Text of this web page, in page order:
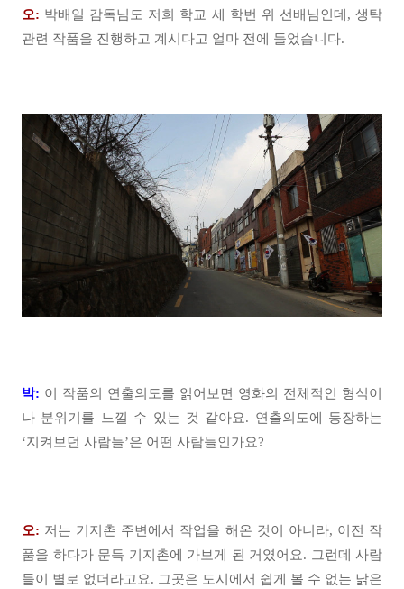
오: 박배일 감독님도 저희 학교 세 학번 위 선배님인데, 생탁
관련 작품을 진행하고 계시다고 얼마 전에 들었습니다.
박: 이 작품의 연출의도를 읽어보면 영화의 전체적인 형식이
나 분위기를 느낄 수 있는 것 같아요. 연출의도에 등장하는
‘지켜보던 사람들’은 어떤 사람들인가요?
오: 저는 기지촌 주변에서 작업을 해온 것이 아니라, 이전 작
품을 하다가 문득 기지촌에 가보게 된 거였어요. 그런데 사람
들이 별로 없더라고요. 그곳은 도시에서 쉽게 볼 수 없는 낡은